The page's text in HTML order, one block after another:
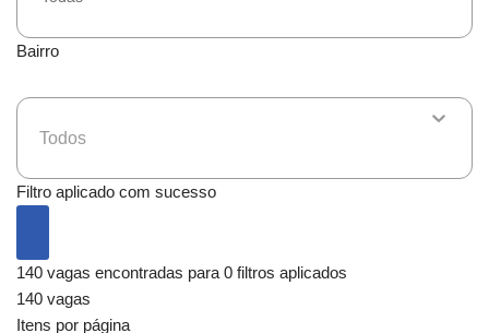
Bairro
Todos
Filtro aplicado com sucesso
140 vagas encontradas para 0 filtros aplicados
140 vagas
Itens por página